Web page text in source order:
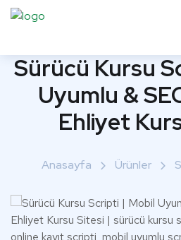
Sürücü Kursu
Uyumlu &
Ehliyet
Anasayfa Ürünler